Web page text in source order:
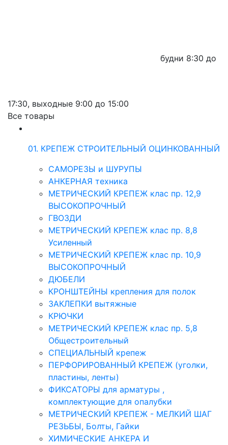
будни 8:30 до
17:30, выходные 9:00 до 15:00
Все товары
01. КРЕПЕЖ СТРОИТЕЛЬНЫЙ ОЦИНКОВАННЫЙ
САМОРЕЗЫ и ШУРУПЫ
АНКЕРНАЯ техника
МЕТРИЧЕСКИЙ КРЕПЕЖ клас пр. 12,9
ВЫСОКОПРОЧНЫЙ
ГВОЗДИ
МЕТРИЧЕСКИЙ КРЕПЕЖ клас пр. 8,8
Усиленный
МЕТРИЧЕСКИЙ КРЕПЕЖ клас пр. 10,9
ВЫСОКОПРОЧНЫЙ
ДЮБЕЛИ
КРОНШТЕЙНЫ крепления для полок
ЗАКЛЕПКИ вытяжные
КРЮЧКИ
МЕТРИЧЕСКИЙ КРЕПЕЖ клас пр. 5,8
Общестроительный
СПЕЦИАЛЬНЫЙ крепеж
ПЕРФОРИРОВАННЫЙ КРЕПЕЖ (уголки,
пластины, ленты)
ФИКСАТОРЫ для арматуры ,
комплектующие для опалубки
МЕТРИЧЕСКИЙ КРЕПЕЖ - МЕЛКИЙ ШАГ
РЕЗЬБЫ, Болты, Гайки
ХИМИЧЕСКИЕ АНКЕРА И